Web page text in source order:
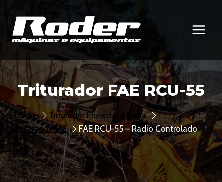
para
Triturador FAE RCU-55
Home
Triturador Florestal e Fresa
Triturador FAE
FAE RCU-55 – Radio Controlado